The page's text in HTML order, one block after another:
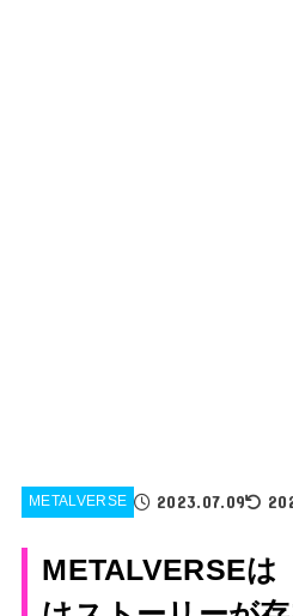
METALVERSE 2023.07.09
METALVERSEは